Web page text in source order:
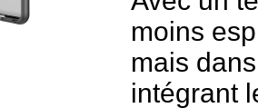
moins
mais
intégrant